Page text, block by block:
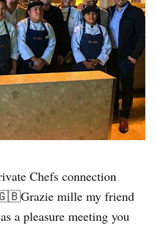
Chefs connection
mille my friend
a pleasure meeting you